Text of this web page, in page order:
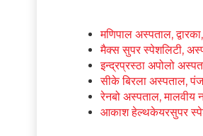
मणिपाल अस्पताल,
मैक्स सुपर स्पेशलिटी,
इन्द्रप्रस्ठा अपोलो
सीके बिरला अस्पताल,
रेनबो अस्पताल, मालवीय
आकाश हेल्थकेयरसुपर